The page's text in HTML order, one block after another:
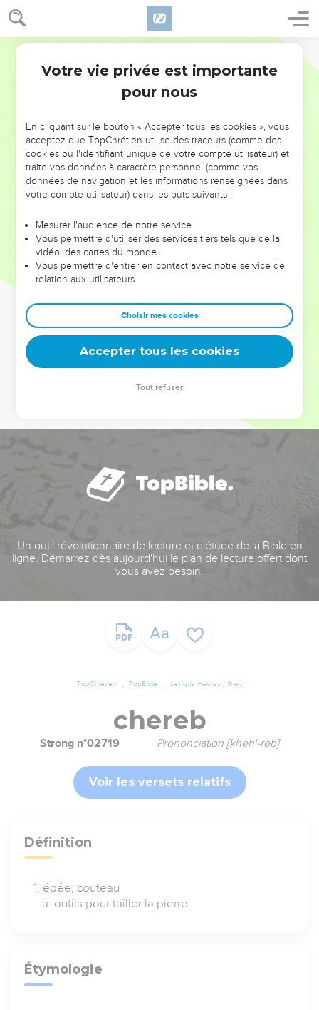
NE MANQUEZ PAS L’ÉVÉNEMENT
DE L’ANNÉE !
ET SI LEURS ERREURS POUVAIENT VOUS ÉVITER LES
VOTRES ?
leur foi ou leur vision. Mais on voit moins les doutes, les erreurs
et les saisons difficiles qu'ils ont traversés, alors même que ce
sont elles qui les ont façonnés.
Dans cette conférence, leaders, entrepreneurs, et responsables
clés pour avancer avec plus de sagesse afin que leurs erreurs
deviennent vos tremplins. Que vous guidiez un ministère, une
équipe, un groupe ou une famille, leur expérience est faite
Un outil révolutionnaire de lecture et d'étude de la Bible en
ligne. Démarrez dès aujourd'hui le plan de lecture offert dont
vous avez besoin.
TopChrétien TopBible Lexique Hébreu / Grec
chereb
Strong n°02719 Prononciation [kheh'-reb]
Voir les versets relatifs
Définition
épée, couteau
outils pour tailler la pierre
Étymologie
Votre vie privée est importante
pour nous
En cliquant sur le bouton « Accepter tous les cookies », vous
acceptez que TopChrétien utilise des traceurs (comme des
cookies ou l'identifiant unique de votre compte utilisateur) et
traite vos données à caractère personnel (comme vos
données de navigation et les informations renseignées dans
votre compte utilisateur) dans les buts suivants :
Mesurer l'audience de notre service
Vous permettre d'utiliser des services tiers tels que de la
vidéo, des cartes du monde…
Vous permettre d'entrer en contact avec notre service de
relation aux utilisateurs.
Choisir mes cookies
Accepter tous les cookies
Tout refuser